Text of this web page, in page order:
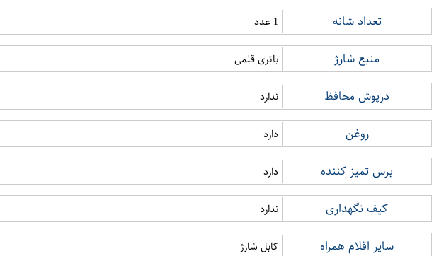
تعداد شانه 1 عدد
منبع شارژ باتری قلمی
درپوش محافظ ندارد
روغن دارد
برس تمیز کننده دارد
کیف نگهداری ندارد
سایر اقلام همراه کابل شارژ